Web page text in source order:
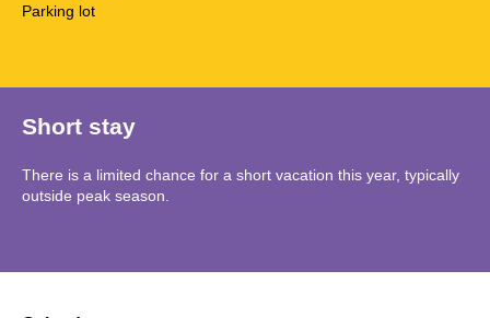
Parking lot
Short stay
There is a limited chance for a short vacation this year, typically
outside peak season.